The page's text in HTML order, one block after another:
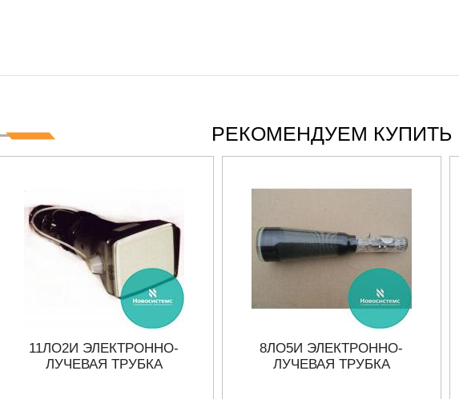
РЕКОМЕНДУЕМ КУПИТЬ
11ЛО2И ЭЛЕКТРОННО-
ЛУЧЕВАЯ ТРУБКА
8ЛО5И ЭЛЕКТРОННО-
ЛУЧЕВАЯ ТРУБКА